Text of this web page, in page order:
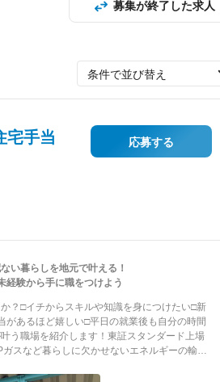
募集が終了した求人
条件で並び替え
宅手当
応募する
い暮らしを地元で叶える！
経験から手に職をつけよう
？□イチからスキルや知識を身につけたい□新
があるほど嬉しい□平日の就業後も自分の時間
う職場を紹介します！東証スタンダード上場
スなど暮らしに欠かせないエネルギーの輸
！イチからじっくり育てます】入社時に必要な